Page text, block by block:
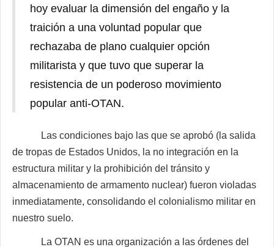
hoy evaluar la dimensión del engaño y la
traición a una voluntad popular que
rechazaba de plano cualquier opción
militarista y que tuvo que superar la
resistencia de un poderoso movimiento
popular anti-OTAN.
Las condiciones bajo las que se aprobó (la salida
de tropas de Estados Unidos, la no integración en la
estructura militar y la prohibición del tránsito y
almacenamiento de armamento nuclear) fueron violadas
inmediatamente, consolidando el colonialismo militar en
nuestro suelo.
La OTAN es una organización a las órdenes del